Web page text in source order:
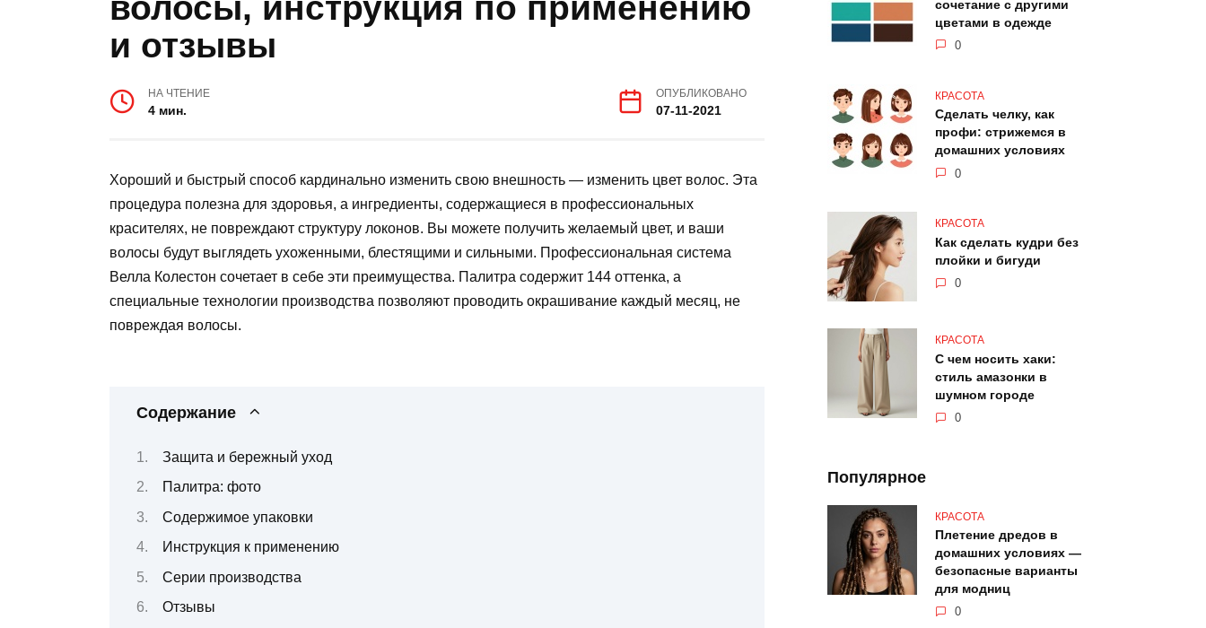
волосы, инструкция по применению
и отзывы
НА ЧТЕНИЕ
4 мин.
ОПУБЛИКОВАНО
07-11-2021
Хороший и быстрый способ кардинально изменить свою внешность — изменить цвет волос. Эта
процедура полезна для здоровья, а ингредиенты, содержащиеся в профессиональных
красителях, не повреждают структуру локонов. Вы можете получить желаемый цвет, и ваши
волосы будут выглядеть ухоженными, блестящими и сильными. Профессиональная система
Велла Колестон сочетает в себе эти преимущества. Палитра содержит 144 оттенка, а
специальные технологии производства позволяют проводить окрашивание каждый месяц, не
повреждая волосы.
Содержание
Защита и бережный уход
Палитра: фото
Содержимое упаковки
Инструкция к применению
Серии производства
Отзывы
сочетание с другими
цветами в одежде
0
КРАСОТА
Сделать челку, как
профи: стрижемся в
домашних условиях
0
КРАСОТА
Как сделать кудри без
плойки и бигуди
0
КРАСОТА
С чем носить хаки:
стиль амазонки в
шумном городе
0
Популярное
КРАСОТА
Плетениe дредов в
домашних условиях —
безопасные варианты
для модниц
0